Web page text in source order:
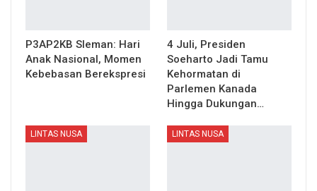
P3AP2KB Sleman: Hari
Anak Nasional, Momen
Kebebasan Berekspresi
4 Juli, Presiden
Soeharto Jadi Tamu
Kehormatan di
Parlemen Kanada
Hingga Dukungan…
LINTAS NUSA LINTAS NUSA